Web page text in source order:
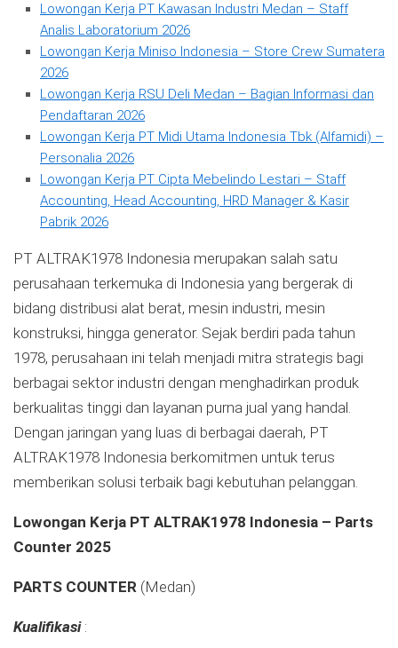
Lowongan Kerja PT Kawasan Industri Medan – Staff
Analis Laboratorium 2026
Lowongan Kerja Miniso Indonesia – Store Crew Sumatera
2026
Lowongan Kerja RSU Deli Medan – Bagian Informasi dan
Pendaftaran 2026
Lowongan Kerja PT Midi Utama Indonesia Tbk (Alfamidi) –
Personalia 2026
Lowongan Kerja PT Cipta Mebelindo Lestari – Staff
Accounting, Head Accounting, HRD Manager & Kasir
Pabrik 2026
PT ALTRAK1978 Indonesia merupakan salah satu
perusahaan terkemuka di Indonesia yang bergerak di
bidang distribusi alat berat, mesin industri, mesin
konstruksi, hingga generator. Sejak berdiri pada tahun
1978, perusahaan ini telah menjadi mitra strategis bagi
berbagai sektor industri dengan menghadirkan produk
berkualitas tinggi dan layanan purna jual yang handal.
Dengan jaringan yang luas di berbagai daerah, PT
ALTRAK1978 Indonesia berkomitmen untuk terus
memberikan solusi terbaik bagi kebutuhan pelanggan.
Lowongan Kerja PT ALTRAK1978 Indonesia – Parts
Counter 2025
PARTS COUNTER (Medan)
Kualifikasi: